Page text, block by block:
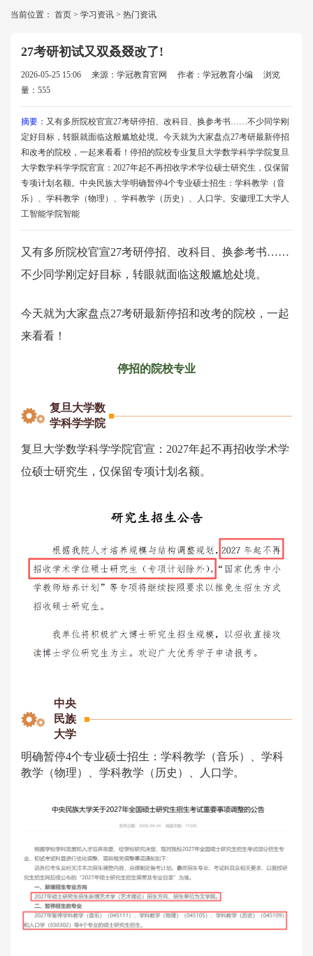
当前位置： 首页 > 学习资讯 > 热门资讯
27考研初试又双叒叕改了!
2026-05-25 15:06 来源：学冠教育官网 作者：学冠教育小编
浏览
量：555
摘要： 又有多所院校官宣27考研停招、改科目、换参考书……不少同学刚
定好目标，转眼就面临这般尴尬处境。今天就为大家盘点27考研最新停招
和改考的院校，一起来看看！停招的院校专业复旦大学数学科学学院复旦
大学数学科学学院官宣：2027年起不再招收学术学位硕士研究生，仅保留
专项计划名额。中央民族大学明确暂停4个专业硕士招生：学科教学（音
乐）、学科教学（物理）、学科教学（历史）、人口学。安徽理工大学人
工智能学院智能
又有多所院校官宣27考研停招、改科目、换参考书……
不少同学刚定好目标，转眼就面临这般尴尬处境。
今天就为大家盘点27考研最新停招和改考的院校，一起
来看看！
停招的院校专业
复旦大学数
学科学学院
复旦大学数学科学学院官宣：2027年起不再招收学术学
位硕士研究生，仅保留专项计划名额。
中央
民族
大学
明确暂停4个专业硕士招生：学科教学（音乐）、学科
教学（物理）、学科教学（历史）、人口学。